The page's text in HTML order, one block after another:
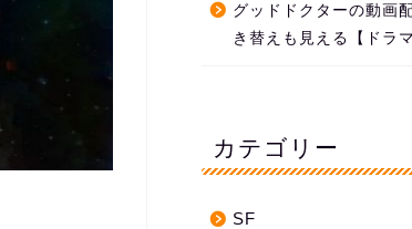
グッドドクターの動画
き替えも見える【ドラマ
カテゴリー
SF